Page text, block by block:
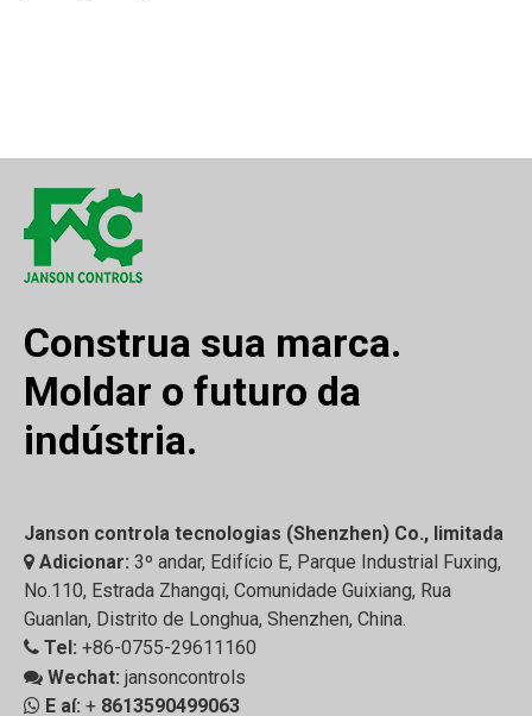
Construa sua marca.
Moldar o futuro da
indústria.
Janson controla tecnologias (Shenzhen) Co., limitada
 Adicionar: 3º andar, Edifício E, Parque Industrial Fuxing,
No.110, Estrada Zhangqi, Comunidade Guixiang, Rua
Guanlan, Distrito de Longhua, Shenzhen, China.
 Tel: +86-0755-29611160
 Wechat: jansoncontrols
 E aí: + 8613590499063